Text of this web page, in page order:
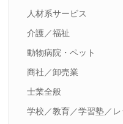
人材系サービス
介護／福祉
動物病院・ペット
商社／卸売業
士業全般
学校／教育／学習塾／